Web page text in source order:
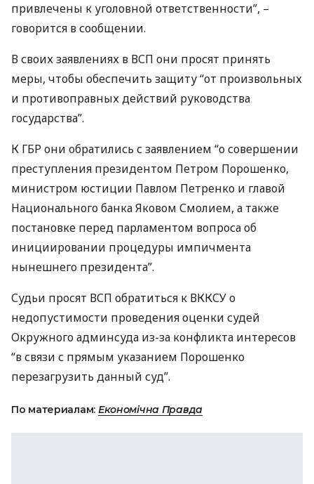
привлечены к уголовной ответственности”, –
говорится в сообщении.
В своих заявлениях в ВСП они просят принять
меры, чтобы обеспечить защиту “от произвольных
и противоправных действий руководства
государства”.
К ГБРони обратились с заявлением “о совершении
преступления президентом Петром Порошенко,
министром юстиции Павлом Петренко и главой
Национального банка Яковом Смолием, а также
постановке перед парламентом вопроса об
инициировании процедуры импичмента
нынешнего президента”.
Судьи просят ВСП обратиться к ВККСУо
недопустимости проведения оценки судей
Окружного админсуда из-за конфликта интересов
“в связи с прямым указанием Порошенко
перезагрузить данный суд”.
По материалам: Економічна Правда